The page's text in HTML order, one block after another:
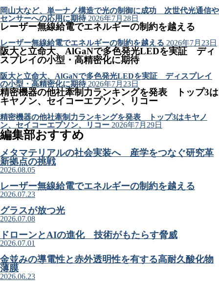
岡山大など、単一ナノ構造で光の制御に成功 次世代光通信や
センサーへの応用に期待 2026年7月28日
レーザー無線給電でエネルギーの制約を越える
レーザー無線給電でエネルギーの制約を越える 2026年7月23日
阪大と立命大、AlGaNで多色発光LEDを実証 ディ
スプレイの小型・高精密化に期待
阪大と立命大、AlGaNで多色発光LEDを実証 ディスプレイ
の小型・高精密化に期待 2026年7月23日
精密機器の他社牽制力ランキングを発表 トップ3は
キヤノン、セイコーエプソン、リコー
精密機器の他社牽制力ランキングを発表 トップ3はキヤノ
ン、セイコーエプソン、リコー 2026年7月29日
編集部おすすめ
メタマテリアルの社会実装へ 産学をつなぐ研究革
新拠点の挑戦
2026.08.05
レーザー無線給電でエネルギーの制約を越える
2026.07.23
グラスが放つ光
2026.07.08
ドローンとAIの進化 技術がもたらす脅威
2026.07.01
金並みの導電性と赤外透明性を有する高耐久酸化物
薄膜
2026.06.23